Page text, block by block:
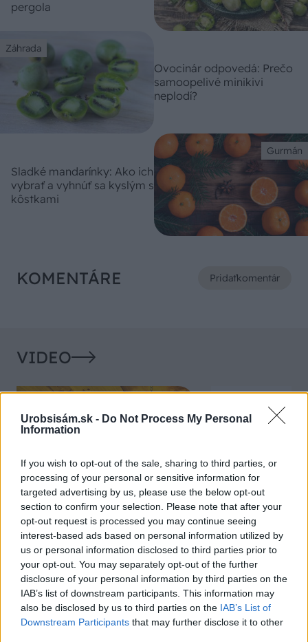
Urobsisám.sk - Do Not Process My Personal
Information
If you wish to opt-out of the sale, sharing to third parties, or
processing of your personal or sensitive information for
targeted advertising by us, please use the below opt-out
section to confirm your selection. Please note that after your
opt-out request is processed you may continue seeing
interest-based ads based on personal information utilized by
us or personal information disclosed to third parties prior to
your opt-out. You may separately opt-out of the further
disclosure of your personal information by third parties on the
IAB’s list of downstream participants. This information may
also be disclosed by us to third parties on the IAB’s List of
Downstream Participants that may further disclose it to other
pergola
Záhrada
Ovocinár odpovedá: Prečo
samoopelivé minikivi
neplodí?
Gurmán
Sladké mandarínky: Ako ich
vybrať a vyhnúť sa kyslým s
kôstkami
KOMENTÁRE Pridaťkomentár
VIDEO
Chcete dominantu interiéru,
ktorá pritiahne pohľady?
Vyrobte si takéto masívne
orechové svietidlo
Prečo klasická
potrubia v
ako to vyriešiť